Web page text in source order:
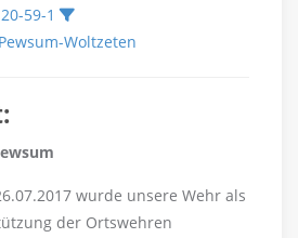
59-1
Woltzeten
wurde unsere Wehr als
der Ortswehren